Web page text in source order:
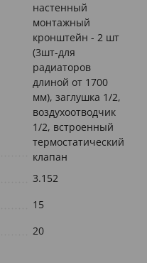
настенный
монтажный
кронштейн - 2 шт
(3шт-для
радиаторов
длиной от 1700
мм), заглушка 1/2,
воздухоотводчик
1/2, встроенный
термостатический
клапан
3.152
15
20